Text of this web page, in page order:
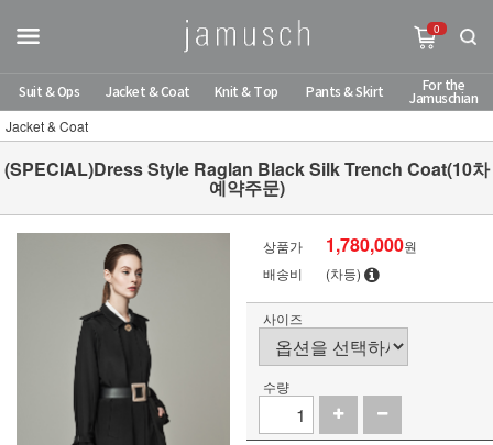
0
Suit & Ops Jacket & Coat Knit & Top Pants & Skirt
For the
Jamuschian
Jacket & Coat
(SPECIAL)Dress Style Raglan Black Silk Trench Coat(10차
예약주문)
상품가 1,780,000원
배송비
(차등)
사이즈
수량